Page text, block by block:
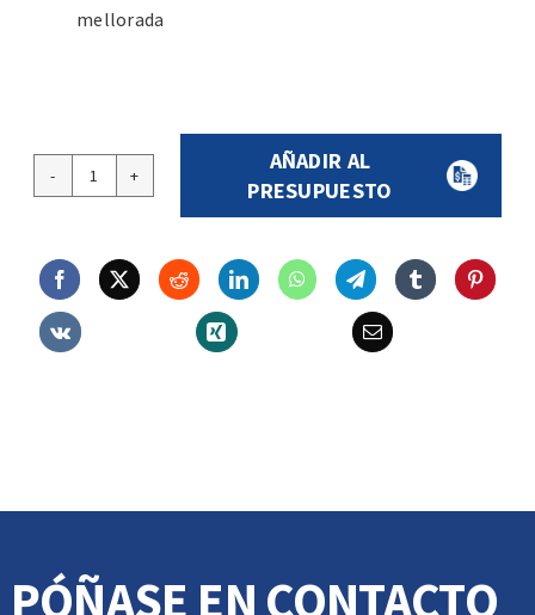
mellorada
ESPELLOS
506
cantidade
AÑADIR AL
PRESUPUESTO
PÓÑASE EN CONTACTO